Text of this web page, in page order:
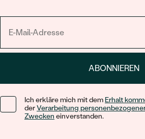
ABONNIEREN
Ich erkläre mich mit dem Erhalt
derVerarbeitung
Zwecken einverstanden.